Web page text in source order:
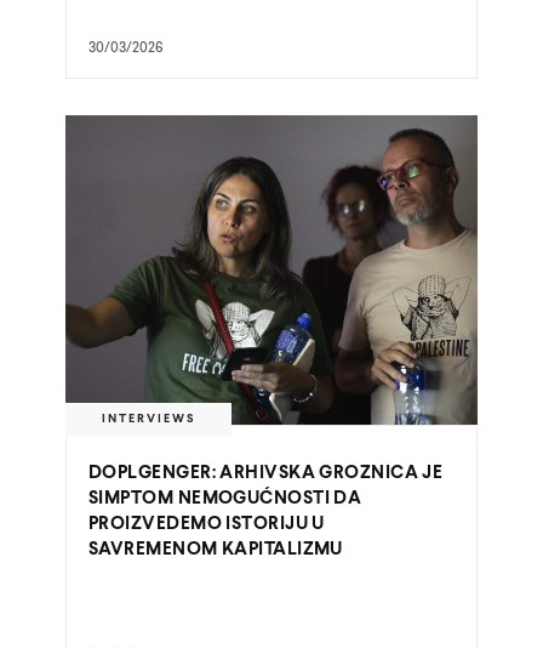
30/03/2026
INTERVIEWS
DOPLGENGER: ARHIVSKA GROZNICA JE
SIMPTOM NEMOGUĆNOSTI DA
PROIZVEDEMO ISTORIJU U
SAVREMENOM KAPITALIZMU